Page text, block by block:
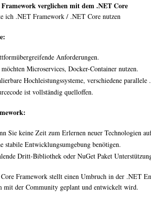
Framework verglichen mit dem .NET Core
ich .NET Framework / .NET Core nutzen
Anforderungen.
Microservices, Docker-Container nutzen.
Hochleistungssysteme, verschiedene
ist vollständig quelloffen.
Sie keine Zeit zum Erlernen neuer Technologien
stabile Entwicklungsumgebung benötigen.
Dritt-Bibliothek oder NuGet Paket
Framework stellt einen Umbruch in der .NET
mit der Community geplant und entwickelt wird.